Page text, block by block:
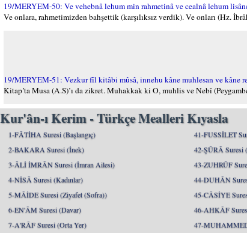
19/MERYEM-50: Ve vehebnâ lehum min rahmetinâ ve cealnâ lehum
Ve onlara, rahmetimizden bahşettik (karşılıksız verdik). Ve onları (Hz.
19/MERYEM-51: Vezkur fîl kitâbi mûsâ, innehu kâne muhlesan ve kâne
Kitap’ta Musa (A.S)’ı da zikret. Muhakkak ki O, muhlis ve Nebî
Kur'ân-ı Kerim - Türkçe Mealleri Kıyasla
1-FÂTİHA Suresi (Başlangıç)
2-BAKARA Suresi (İnek)
3-ÂLİ İMRÂN Suresi (İmran Ailesi)
4-NİSÂ Suresi (Kadınlar)
5-MÂİDE Suresi (Ziyafet (Sofra))
6-EN'ÂM Suresi (Davar)
7-A'RÂF Suresi (Orta Yer)
41-FUSSİLET
42-ŞÛRÂ Suresi
43-ZUHRÛF
44-DUHÂN
45-CÂSİYE
46-AHKÂF
47-